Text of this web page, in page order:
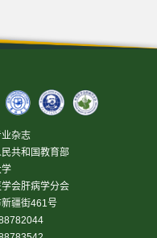
杂志
共和国教育部
学
会肝病学分会
疆街461号